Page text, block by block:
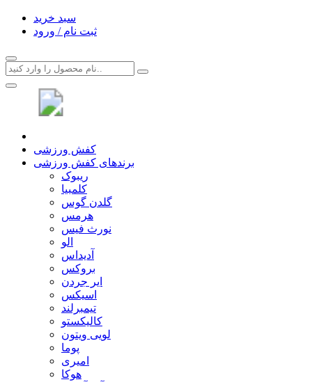
سبد خرید
ثبت نام / ورود
کفش ورزشی
برندهای کفش ورزشی
ریبوک
کلمبیا
گلدن گوس
هرمس
نورث فیس
الو
آدیداس
بروکس
ایر جردن
اسیکس
تیمبرلند
کالیکستو
لویی ویتون
پوما
امیری
هوکا